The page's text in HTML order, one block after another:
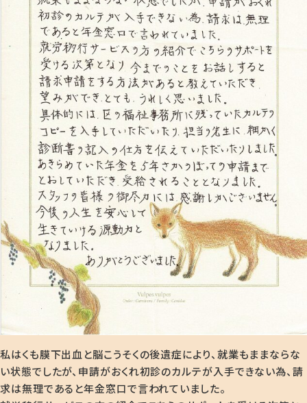
私はくも膜下出血と脳こうそくの後遺症により、就業もままならな
い状態でしたが、申請がおくれ初診のカルテが入手できない為、請
求は無理であると年金窓口で言われていました。